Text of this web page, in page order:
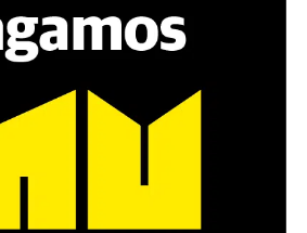
que puedan encarnar la
Gonzalo, de 41 años.